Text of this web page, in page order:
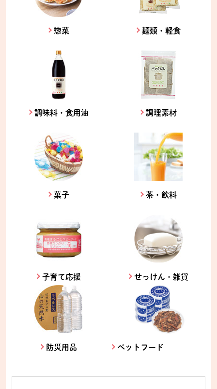
惣菜 麺類・軽食
調味料・食用油 調理素材
菓子 茶・飲料
子育て応援 せっけん・雑貨
防災用品 ペットフード